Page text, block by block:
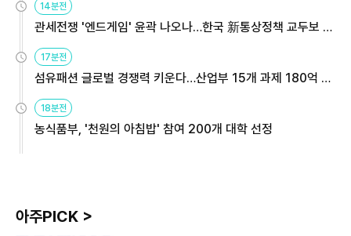
14분전
관세전쟁 '엔드게임' 윤곽 나오나…한국 新통상정책 교두보 활
17분전
섬유패션 글로벌 경쟁력 키운다…산업부 15개 과제 180억 지
18분전
농식품부, '천원의 아침밥' 참여 200개 대학 선정
아주PICK >